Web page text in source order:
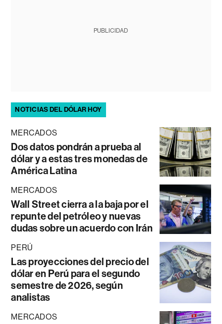
PUBLICIDAD
NOTICIAS DEL DÓLAR HOY
MERCADOS
Dos datos pondrán a prueba al
dólar y a estas tres monedas de
América Latina
MERCADOS
Wall Street cierra a la baja por el
repunte del petróleo y nuevas
dudas sobre un acuerdo con Irán
PERÚ
Las proyecciones del precio del
dólar en Perú para el segundo
semestre de 2026, según
analistas
MERCADOS